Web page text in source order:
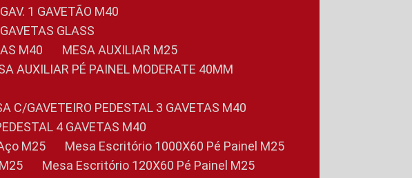
1 GAVETÃO M40
GLASS
M40
MESA AUXILIAR M25
AUXILIAR PÉ PAINEL MODERATE 40MM
C/GAVETEIRO PEDESTAL 3 GAVETAS M40
4 GAVETAS M40
M25
Mesa Escritório 1000X60 Pé Painel M25
Mesa Escritório 120X60 Pé Painel M25